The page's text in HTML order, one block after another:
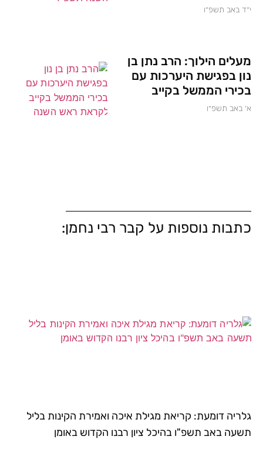
י״ד באב תשפ״ו
מעלים הילוך: הרב נתן בן
נון בפגישת היערכות עם
בכירי הממשל בקייב
א׳ באב תשפ״ו
כתבות נוספות על קבר רבי נחמן:
גלריה דומעת: קריאת מגילת איכה ואמירת הקינות בליל
תשעה באב תשפ"ו בהיכל ציון רבנו הקדוש באומן